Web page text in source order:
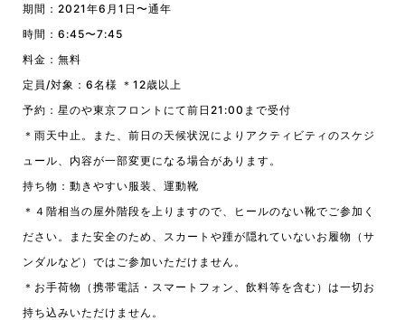
期間：2021年6月1日〜通年
時間：6:45〜7:45
料金：無料
定員/対象：6名様 ＊12歳以上
予約：星のや東京フロントにて前日21:00まで受付
＊雨天中止。また、前日の天候状況によりアクティビティのスケジ
ュール、内容が一部変更になる場合があります。
持ち物：動きやすい服装、運動靴
＊４階相当の屋外階段を上りますので、ヒールのない靴でご参加く
ださい。また安全のため、スカートや踵が隠れていないお履物（サ
ンダルなど）ではご参加いただけません。
＊お手荷物（携帯電話・スマートフォン、飲料等を含む）は一切お
持ち込みいただけません。